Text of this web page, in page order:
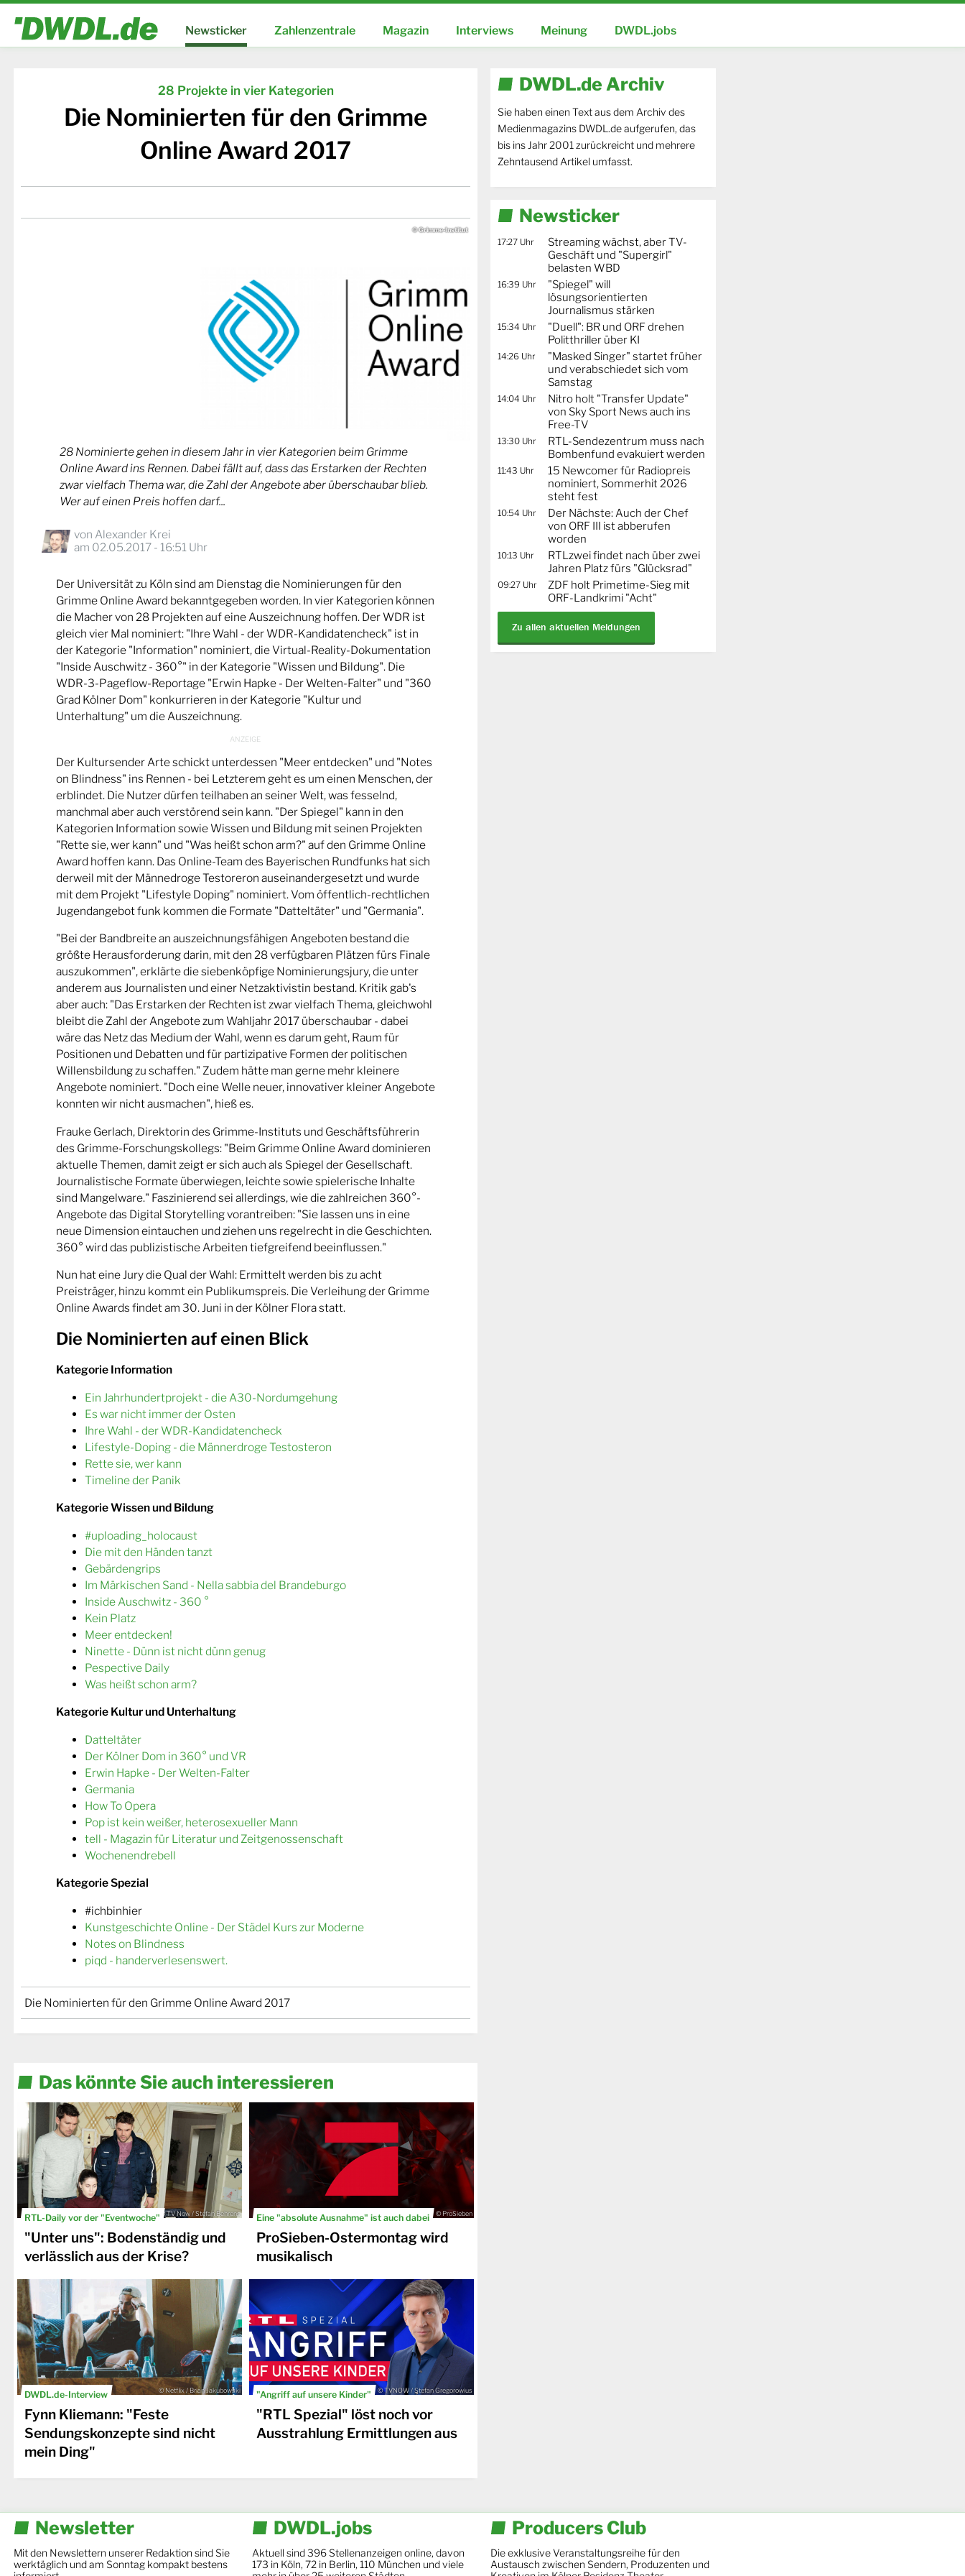
Newsticker Zahlenzentrale Magazin Interviews Meinung DWDL.jobs
28 Projekte in vier Kategorien
Die Nominierten für den Grimme
Online Award 2017
© Grimme-Institut
28 Nominierte gehen in diesem Jahr in vier Kategorien beim Grimme
Online Award ins Rennen. Dabei fällt auf, dass das Erstarken der Rechten
zwar vielfach Thema war, die Zahl der Angebote aber überschaubar blieb.
Wer auf einen Preis hoffen darf...
von Alexander Krei
am 02.05.2017 - 16:51 Uhr
Der Universität zu Köln sind am Dienstag die Nominierungen für den
Grimme Online Award bekanntgegeben worden. In vier Kategorien können
die Macher von 28 Projekten auf eine Auszeichnung hoffen. Der WDR ist
gleich vier Mal nominiert: "Ihre Wahl - der WDR-Kandidatencheck" ist in
der Kategorie "Information" nominiert, die Virtual-Reality-Dokumentation
"Inside Auschwitz - 360°" in der Kategorie "Wissen und Bildung". Die
WDR-3-Pageflow-Reportage "Erwin Hapke - Der Welten-Falter" und "360
Grad Kölner Dom" konkurrieren in der Kategorie "Kultur und
Unterhaltung" um die Auszeichnung.
Der Kultursender Arte schickt unterdessen "Meer entdecken" und "Notes
on Blindness" ins Rennen - bei Letzterem geht es um einen Menschen, der
erblindet. Die Nutzer dürfen teilhaben an seiner Welt, was fesselnd,
manchmal aber auch verstörend sein kann. "Der Spiegel" kann in den
Kategorien Information sowie Wissen und Bildung mit seinen Projekten
"Rette sie, wer kann" und "Was heißt schon arm?" auf den Grimme Online
Award hoffen kann. Das Online-Team des Bayerischen Rundfunks hat sich
derweil mit der Männedroge Testoreron auseinandergesetzt und wurde
mit dem Projekt "Lifestyle Doping" nominiert. Vom öffentlich-rechtlichen
Jugendangebot funk kommen die Formate "Datteltäter" und "Germania".
"Bei der Bandbreite an auszeichnungsfähigen Angeboten bestand die
größte Herausforderung darin, mit den 28 verfügbaren Plätzen fürs Finale
auszukommen", erklärte die siebenköpfige Nominierungsjury, die unter
anderem aus Journalisten und einer Netzaktivistin bestand. Kritik gab's
aber auch: "Das Erstarken der Rechten ist zwar vielfach Thema, gleichwohl
bleibt die Zahl der Angebote zum Wahljahr 2017 überschaubar - dabei
wäre das Netz das Medium der Wahl, wenn es darum geht, Raum für
Positionen und Debatten und für partizipative Formen der politischen
Willensbildung zu schaffen." Zudem hätte man gerne mehr kleinere
Angebote nominiert. "Doch eine Welle neuer, innovativer kleiner Angebote
konnten wir nicht ausmachen", hieß es.
Frauke Gerlach, Direktorin des Grimme-Instituts und Geschäftsführerin
des Grimme-Forschungskollegs: "Beim Grimme Online Award dominieren
aktuelle Themen, damit zeigt er sich auch als Spiegel der Gesellschaft.
Journalistische Formate überwiegen, leichte sowie spielerische Inhalte
sind Mangelware." Faszinierend sei allerdings, wie die zahlreichen 360°-
Angebote das Digital Storytelling vorantreiben: "Sie lassen uns in eine
neue Dimension eintauchen und ziehen uns regelrecht in die Geschichten.
360° wird das publizistische Arbeiten tiefgreifend beeinflussen."
Nun hat eine Jury die Qual der Wahl: Ermittelt werden bis zu acht
Preisträger, hinzu kommt ein Publikumspreis. Die Verleihung der Grimme
Online Awards findet am 30. Juni in der Kölner Flora statt.
Die Nominierten auf einen Blick
Kategorie Information
Ein Jahrhundertprojekt - die A30-Nordumgehung
Es war nicht immer der Osten
Ihre Wahl - der WDR-Kandidatencheck
Lifestyle-Doping - die Männerdroge Testosteron
Rette sie, wer kann
Timeline der Panik
Kategorie Wissen und Bildung
#uploading_holocaust
Die mit den Händen tanzt
Gebärdengrips
Im Märkischen Sand - Nella sabbia del Brandeburgo
Inside Auschwitz - 360 °
Kein Platz
Meer entdecken!
Ninette - Dünn ist nicht dünn genug
Pespective Daily
Was heißt schon arm?
Kategorie Kultur und Unterhaltung
Datteltäter
Der Kölner Dom in 360° und VR
Erwin Hapke - Der Welten-Falter
Germania
How To Opera
Pop ist kein weißer, heterosexueller Mann
tell - Magazin für Literatur und Zeitgenossenschaft
Wochenendrebell
Kategorie Spezial
#ichbinhier
Kunstgeschichte Online - Der Städel Kurs zur Moderne
Notes on Blindness
piqd - handerverlesenswert.
Die Nominierten für den Grimme Online Award 2017
Das könnte Sie auch interessieren
RTL-Daily vor der "Eventwoche" © TV Now / Stefan Behrens
"Unter uns": Bodenständig und
verlässlich aus der Krise?
Eine "absolute Ausnahme" ist auch dabei © ProSieben
ProSieben-Ostermontag wird
musikalisch
DWDL.de-Interview © Netflix / Brian Jakubowski
Fynn Kliemann: "Feste
Sendungskonzepte sind nicht
mein Ding"
"Angriff auf unsere Kinder" © TVNOW / Stefan Gregorowius
"RTL Spezial" löst noch vor
Ausstrahlung Ermittlungen aus
DWDL.de Archiv
Sie haben einen Text aus dem Archiv des
Medienmagazins DWDL.de aufgerufen, das
bis ins Jahr 2001 zurückreicht und mehrere
Zehntausend Artikel umfasst.
Newsticker
17:27 Uhr
Streaming wächst, aber TV-
Geschäft und "Supergirl"
belasten WBD
16:39 Uhr
"Spiegel" will
lösungsorientierten
Journalismus stärken
15:34 Uhr
"Duell": BR und ORF drehen
Politthriller über KI
14:26 Uhr
"Masked Singer" startet früher
und verabschiedet sich vom
Samstag
14:04 Uhr
Nitro holt "Transfer Update"
von Sky Sport News auch ins
Free-TV
13:30 Uhr
RTL-Sendezentrum muss nach
Bombenfund evakuiert werden
11:43 Uhr
15 Newcomer für Radiopreis
nominiert, Sommerhit 2026
steht fest
10:54 Uhr
Der Nächste: Auch der Chef
von ORF III ist abberufen
worden
10:13 Uhr
RTLzwei findet nach über zwei
Jahren Platz fürs "Glücksrad"
09:27 Uhr
ZDF holt Primetime-Sieg mit
ORF-Landkrimi "Acht"
Zu allen aktuellen Meldungen
Newsletter
Mit den Newslettern unserer Redaktion sind Sie
werktäglich und am Sonntag kompakt bestens
DWDL.jobs
Aktuell sind 396 Stellenanzeigen online, davon
173 in Köln, 72 in Berlin, 110 München und viele
Producers Club
Die exklusive Veranstaltungsreihe für den
Austausch zwischen Sendern, Produzenten und